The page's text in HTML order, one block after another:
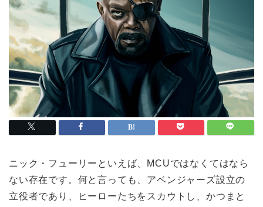
ニック・フューリーといえば、MCUではなくてはなら
ない存在です。何と言っても、アベンジャーズ設立の
立役者であり、ヒーローたちをスカウトし、かつまと